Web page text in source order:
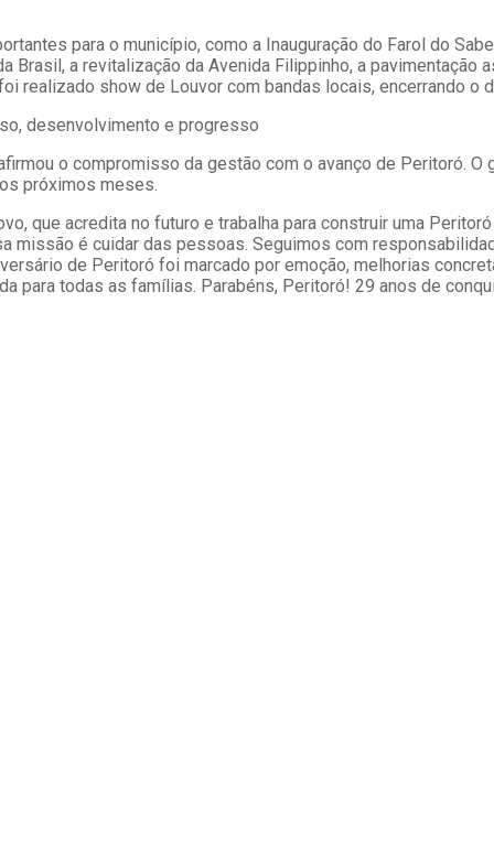
para o município, como a Inauguração do Farol do
Brasil, a revitalização da Avenida Filippinho, a
realizado show de Louvor com bandas locais, encerrando o
desenvolvimento e progresso
o compromisso da gestão com o avanço de Peritoró.
próximos meses.
que acredita no futuro e trabalha para construir uma
missão é cuidar das pessoas. Seguimos com
de Peritoró foi marcado por emoção, melhorias
para todas as famílias. Parabéns, Peritoró! 29 anos de